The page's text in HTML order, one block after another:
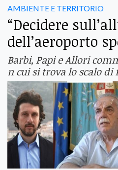
AMBIENTE E TERRITORIO
“Decidere
dell’aeroporto
Barbi, Papi e Allori
n cui si trova lo scalo